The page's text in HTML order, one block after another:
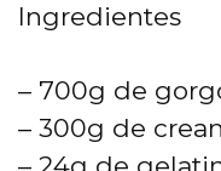
Ingredientes
– 700g de
– 300g de